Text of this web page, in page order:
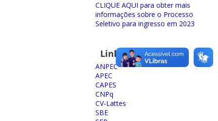
CLIQUE AQUI para obter mais
informações sobre o Processo
Seletivo para ingresso em 2023
Links importantes
ANPEC
APEC
CAPES
CNPq
CV-Lattes
SBE